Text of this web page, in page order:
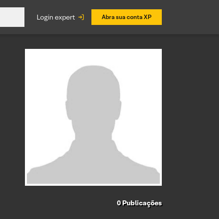
login expert Abra sua conta XP
0Publicações